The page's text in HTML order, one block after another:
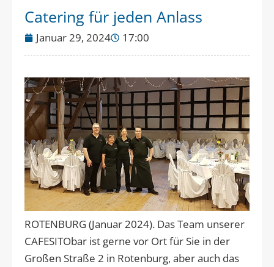
Catering für jeden Anlass
Januar 29, 2024 17:00
ROTENBURG (Januar 2024). Das Team unserer
CAFESITObar ist gerne vor Ort für Sie in der
Großen Straße 2 in Rotenburg, aber auch das